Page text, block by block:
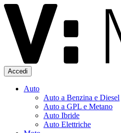
Accedi
Auto
Auto a Benzina e Diesel
Auto a GPL e Metano
Auto Ibride
Auto Elettriche